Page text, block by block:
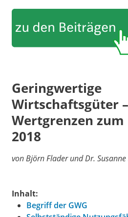
Geringwertige
Wirtschaftsgüter
Wertgrenzen zum
2018
von Björn Flader und Dr. Susanne
Inhalt:
Begriff der GWG